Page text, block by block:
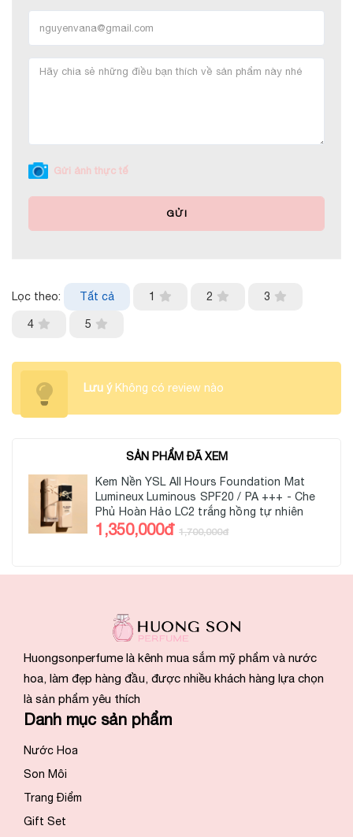
Gửi ảnh thực tế
GỬI
Lọc theo: Tất cả 1 2 3
4 5
Lưu ýKhông có review nào
SẢN PHẨM ĐÃ XEM
Kem Nền YSL All Hours Foundation Mat
Lumineux Luminous SPF20 / PA +++ - Che
Phủ Hoàn Hảo LC2 trắng hồng tự nhiên
1,350,000đ 1,700,000đ
Huongsonperfume là kênh mua sắm mỹ phẩm và nước
hoa, làm đẹp hàng đầu, được nhiều khách hàng lựa chọn
là sản phẩm yêu thích
Danh mục sản phẩm
Nước Hoa
Son Môi
Trang Điểm
Gift Set